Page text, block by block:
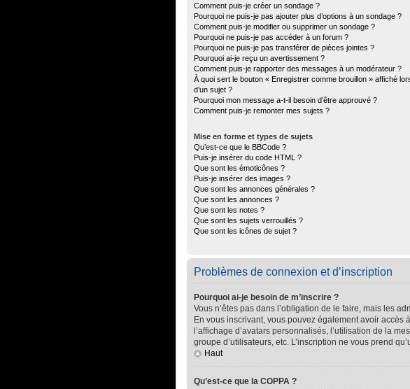
Comment puis-je créer un sondage ?
Pourquoi ne puis-je pas ajouter plus d’options à un sondage ?
Comment puis-je modifier ou supprimer un sondage ?
Pourquoi ne puis-je pas accéder à un forum ?
Pourquoi ne puis-je pas transférer de pièces jointes ?
Pourquoi ai-je reçu un avertissement ?
Comment puis-je rapporter des messages à un modérateur ?
À quoi sert le bouton « Enregistrer comme brouillon » affiché
d’un sujet ?
Pourquoi mon message a-t-il besoin d’être approuvé ?
Comment puis-je remonter mes sujets ?
Mise en forme et types de sujets
Qu’est-ce que le BBCode ?
Puis-je insérer du code HTML ?
Que sont les émoticônes ?
Puis-je insérer des images ?
Que sont les annonces générales ?
Que sont les annonces ?
Que sont les notes ?
Que sont les sujets verrouillés ?
Que sont les icônes de sujet ?
Problèmes de connexion et d’inscription
Pourquoi ai-je besoin de m’inscrire ?
Vous n’êtes pas dans l’obligation de le faire, mais les
En vous inscrivant, vous pouvez également avoir
l’affichage d’avatars personnalisés, l’utilisation de la
groupe d’utilisateurs, etc. L’inscription ne vous prend
Haut
Qu’est-ce que la COPPA ?